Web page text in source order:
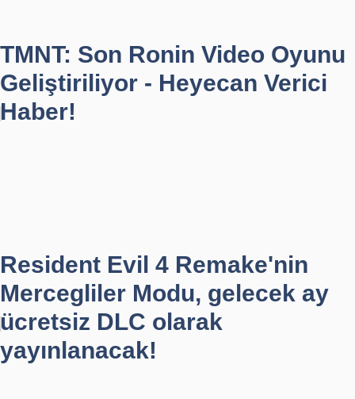
TMNT: Son Ronin Video Oyunu
Geliştiriliyor - Heyecan Verici
Haber!
Resident Evil 4 Remake'nin
Mercegliler Modu, gelecek ay
ücretsiz DLC olarak
yayınlanacak!